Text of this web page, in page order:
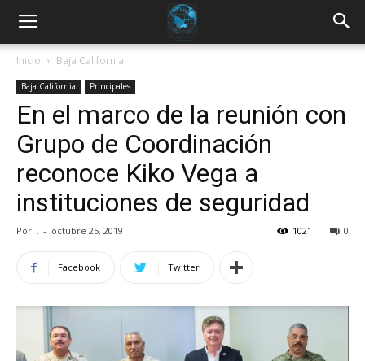
Inicio Baja California
Baja California Principales
En el marco de la reunión con
Grupo de Coordinación
reconoce Kiko Vega a
instituciones de seguridad
Por . - octubre 25, 2019 0
1021
Facebook Twitter